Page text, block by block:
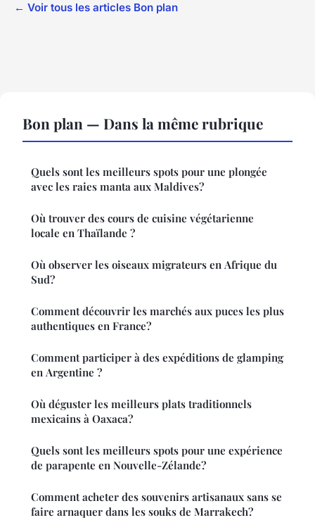
← Voir tous les articles Bon plan
Bon plan — Dans la même rubrique
Quels sont les meilleurs spots pour une plongée
avec les raies manta aux Maldives?
Où trouver des cours de cuisine végétarienne
locale en Thaïlande ?
Où observer les oiseaux migrateurs en Afrique du
Sud?
Comment découvrir les marchés aux puces les plus
authentiques en France?
Comment participer à des expéditions de glamping
en Argentine ?
Où déguster les meilleurs plats traditionnels
mexicains à Oaxaca?
Quels sont les meilleurs spots pour une expérience
de parapente en Nouvelle-Zélande?
Comment acheter des souvenirs artisanaux sans se
faire arnaquer dans les souks de Marrakech?